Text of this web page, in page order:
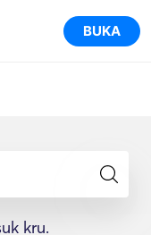
BUKA
kru.